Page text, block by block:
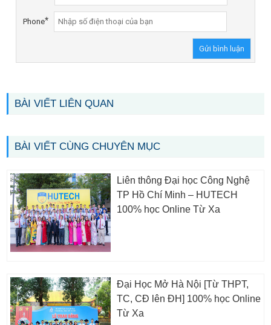
Phone*
BÀI VIẾT LIÊN QUAN
BÀI VIẾT CÙNG CHUYÊN MỤC
Liên thông Đại học Công Nghệ
TP Hồ Chí Minh – HUTECH
100% học Online Từ Xa
Đại Học Mở Hà Nội [Từ THPT,
TC, CĐ lên ĐH] 100% học Online
Từ Xa